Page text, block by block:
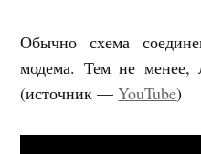
Обычно схема
модема. Тем не менее,
(источник —YouTube)